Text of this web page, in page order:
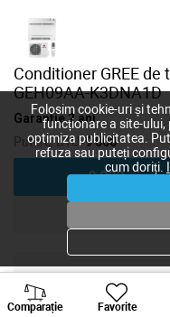
Conditioner GREE de
GEH09AA-K3DNA1D
Garanție 2 ani
Putere, BTU:9 000
9 000
17 850 lei
Comparație Favorite
Folosim cookie-uri și
funcționare a site-
optimiza publicitatea.
refuza sau puteți
cum doriți.